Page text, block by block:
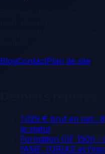
BlogContactPlan de site
1 029 € brut en net :
le statut
Formation CIF 150h :
l’AMF, l’ORIAS et